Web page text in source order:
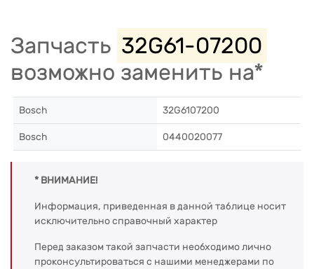
Запчасть 32G61-07200
возможно заменить на*
Bosch 32G6107200
Bosch 0440020077
* ВНИМАНИЕ!
Информация, приведенная в данной таблице носит
исключительно справочный характер
Перед заказом такой запчасти необходимо лично
проконсультироваться с нашими менеджерами по